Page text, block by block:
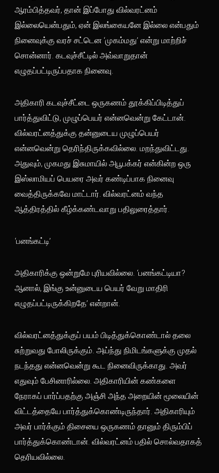
ஆரம்பித்தவர், தான் இப்போது வில்வரட்னம்
இல்லையென்பதும், ஏன் இலங்கையனே இல்லை என்பதும்
நினைவுக்கு வரச் சட்டென ‘முகம்மது’ என்று மாற்றிச்
சொன்னார். கடவுச்சீட்டில் அவ்வாறுதான்
எழுதப்பட்டிருப்பதாக நினைவு.
அதிகாரி கடவுச்சீட்டை ஒருகணம் தூக்கிப்பிடித்துப்
பார்த்துவிட்டு, முழுப்பெயர் என்னவென்று கேட்டான்.
வில்வரட்னத்துக்கு தன்னுடைய முழுப்பெயர்
என்னவென்று தெரிந்திருக்கவில்லை. மறந்துவிட்டது.
அதுவும், முகமது இசுமாயில் அபூபக்கர் என்கின்ற ஒரு
இஸ்லாமியப் பெயரை அவர் கண்டிப்பாக நினைவு
வைத்திருக்கவே மாட்டார். வில்வரட்னம் வந்த
ஆத்திரத்தில் கீழ்க்கண்டவாறு பதிலுரைத்தார்.
‘பனங்கட்டி’
அதிகாரிக்கு ஒன்றுமே புரியவில்லை. ‘பனங்கட்டியா?
ஆனால், இங்கு உன்னுடைய பெயர் வேறு மாதிரி
எழுதப்பட்டிருக்கிறதே’ என்றான்.
வில்வரட்னத்துக்குப் பயம் பிடித்துக்கொண்டால் தலை
சுற்றுவது போலிருக்கும். அய்ந்து நிமிடங்களுக்கு முதல்
நடந்தது என்னவென்று கூட நினைவிருக்காது. அவர்
எதுவும் பேசினாரில்லை. அதிகாரியின் கண்களை
நேராகப் பார்ப்பதற்கு அஞ்சி அந்த அறையின் மூலையின்
விட்டத்தையே பார்த்துக்கொண்டிருந்தார். அதிகாரியும்
அவர் பார்க்கும் திசையை ஒருகணம் தானும் திரும்பிப்
பார்த்துக்கொண்டான். வில்வரட்னம் பதில் சொல்வதாகத்
தெரியவில்லை.